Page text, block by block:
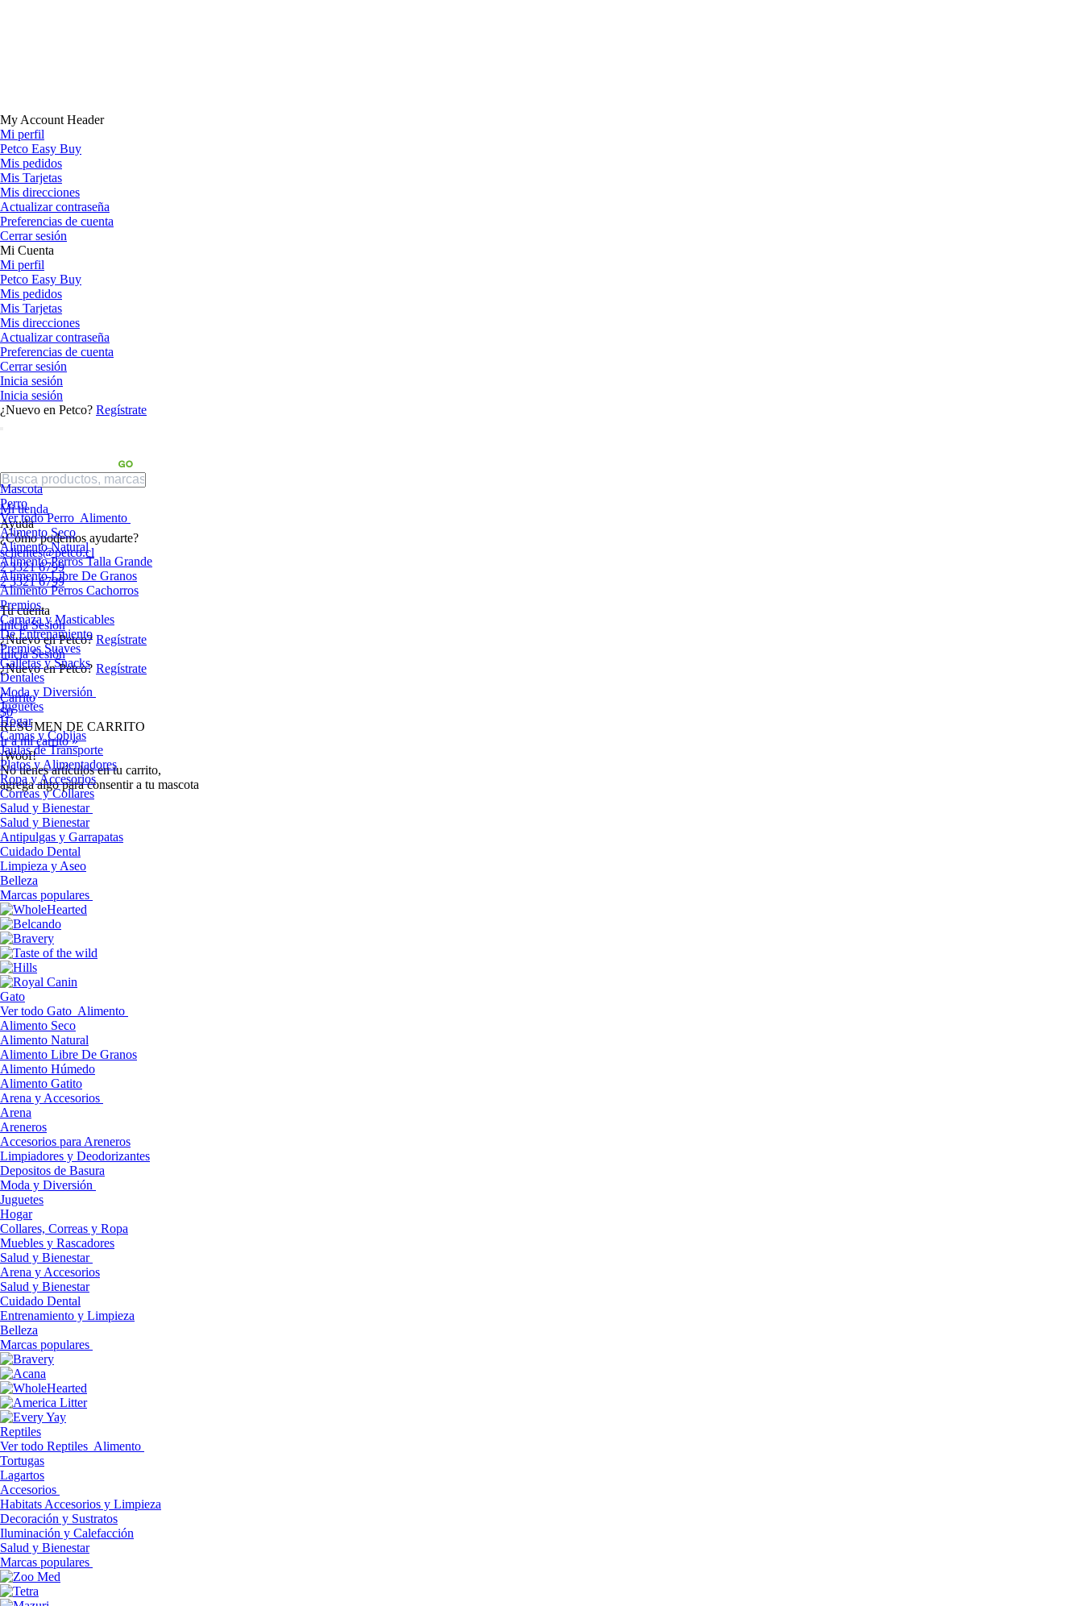
My Account Header
Mi perfil
Petco Easy Buy
Mis pedidos
Mis Tarjetas
Mis direcciones
Actualizar contraseña
Preferencias de cuenta
Cerrar sesión
Mi Cuenta
Mi perfil
Petco Easy Buy
Mis pedidos
Mis Tarjetas
Mis direcciones
Actualizar contraseña
Preferencias de cuenta
Cerrar sesión
Inicia sesión
Inicia sesión
¿Nuevo en Petco? Regístrate
Mi tienda
Ayuda
¿Cómo podemos ayudarte?
sclientes@petco.cl
2 3321 6799
2 3321 6799
Tu cuenta
Inicia Sesión
¿Nuevo en Petco? Regístrate
Inicia Sesión
¿Nuevo en Petco? Regístrate
Carrito
$0
RESUMEN DE CARRITO
Ir a mi carrito »
¡Woof!
No tíenes artículos en tu carrito,
agrega algo para consentir a tu mascota
Mascota
Perro
Ver todo Perro Alimento
Alimento Seco
Alimento Natural
Alimento Perros Talla Grande
Alimento Libre De Granos
Alimento Perros Cachorros
Premios
Carnaza y Masticables
De Entrenamiento
Premios Suaves
Galletas y Snacks
Dentales
Moda y Diversión
Juguetes
Hogar
Camas y Cobijas
Jaulas de Transporte
Platos y Alimentadores
Ropa y Accesorios
Correas y Collares
Salud y Bienestar
Salud y Bienestar
Antipulgas y Garrapatas
Cuidado Dental
Limpieza y Aseo
Belleza
Marcas populares
Gato
Ver todo Gato Alimento
Alimento Seco
Alimento Natural
Alimento Libre De Granos
Alimento Húmedo
Alimento Gatito
Arena y Accesorios
Arena
Areneros
Accesorios para Areneros
Limpiadores y Deodorizantes
Depositos de Basura
Moda y Diversión
Juguetes
Hogar
Collares, Correas y Ropa
Muebles y Rascadores
Salud y Bienestar
Arena y Accesorios
Salud y Bienestar
Cuidado Dental
Entrenamiento y Limpieza
Belleza
Marcas populares
Reptiles
Ver todo Reptiles Alimento
Tortugas
Lagartos
Accesorios
Habitats Accesorios y Limpieza
Decoración y Sustratos
Iluminación y Calefacción
Salud y Bienestar
Marcas populares